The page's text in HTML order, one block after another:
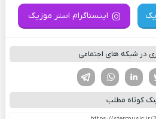
اینستاگرام استر موزیک
در شبکه های اجتماعی
لینکدین تویتر
فیسوک
کوتاه مطلب